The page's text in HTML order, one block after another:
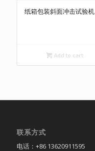
纸箱包装斜面冲击试验机
Add to cart
联系方式
电话：+86 13620911595